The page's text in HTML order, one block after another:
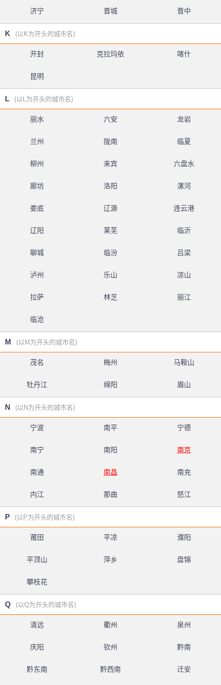
济宁 晋城 晋中
K (以K为开头的城市名)
开封 克拉玛依 喀什
昆明
L (以L为开头的城市名)
丽水 六安 龙岩
兰州 陇南 临夏
柳州 来宾 六盘水
廊坊 洛阳 漯河
娄底 辽源 连云港
辽阳 莱芜 临沂
聊城 临汾 吕梁
泸州 乐山 凉山
拉萨 林芝 丽江
临沧
M (以M为开头的城市名)
茂名 梅州 马鞍山
牡丹江 绵阳 眉山
N (以N为开头的城市名)
宁波 南平 宁德
南宁 南阳 南京
南通 南昌 南充
内江 那曲 怒江
P (以P为开头的城市名)
莆田 平凉 濮阳
平顶山 萍乡 盘锦
攀枝花
Q (以Q为开头的城市名)
清远 衢州 泉州
庆阳 钦州 黔南
黔东南 黔西南 迁安